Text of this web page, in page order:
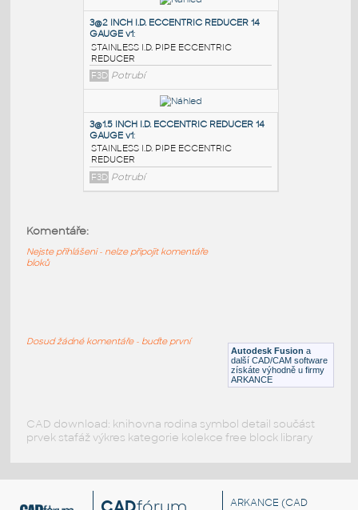
F3D Potrubí
3@2.5 INCH I.D. ECCENTRIC REDUCER 14
GAUGE v1
STAINLESS I.D. PIPE ECCENTRIC
REDUCER
F3D Potrubí
3@2 INCH I.D. ECCENTRIC REDUCER 14
F3D Potrubí
STAINLESS I.D. PIPE ECCENTRIC
Autodesk Fusion a
další CAD/CAM software
získáte výhodně u firmy
ARKANCE
Komentáře:
Nejste přihlášeni - nelze připojit komentáře
bloků
Dosud žádné komentáře - buďte první
CAD download: knihovna rodina symbol detail součást
prvek stafáž výkres kategorie kolekce free block library
ARKANCE (CAD